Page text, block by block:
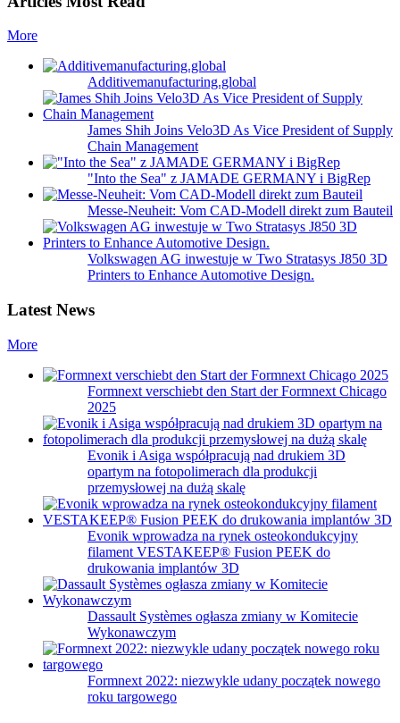
More
Additivemanufacturing.global
James Shih Joins Velo3D As Vice President of Supply
Chain Management
"Into the Sea" z JAMADE GERMANY i BigRep
Messe-Neuheit: Vom CAD-Modell direkt zum Bauteil
Volkswagen AG inwestuje w Two Stratasys J850 3D
Printers to Enhance Automotive Design.
Latest News
More
Formnext verschiebt den Start der Formnext Chicago
2025
Evonik i Asiga współpracują nad drukiem 3D
opartym na fotopolimerach dla produkcji
przemysłowej na dużą skalę
Evonik wprowadza na rynek osteokondukcyjny
filament VESTAKEEP® Fusion PEEK do
drukowania implantów 3D
Dassault Systèmes ogłasza zmiany w Komitecie
Wykonawczym
Formnext 2022: niezwykle udany początek nowego
roku targowego